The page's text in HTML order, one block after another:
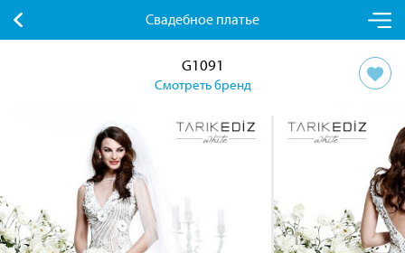
Свадебное платье
G1091
Смотреть бренд